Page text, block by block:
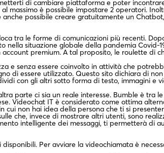
di cambiare piattaforma e poter
massimo è possibile impostare 2 operatori.
possibile creare gratuitamente un
tra le forme di comunicazioni più recenti.
situazione globale della pandemia Covid-
premium. A tal proposito, le roulette di
e senza essere coinvolto in attività che
di essere utilizzato. Questo sito dichiara di
con gli altri sotto forma di testo, immagini e
parte ci sia un reale interesse. Bumble è
Videochat IT è considerato come ottima
non hai idea della persona che ti si
che, invece di mostrare altri utenti, sono
intelligente dei messaggi, ti permetterà di
Per avviare la videochiamata è